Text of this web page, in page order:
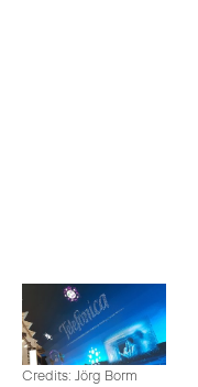
Credits: Jörg Borm